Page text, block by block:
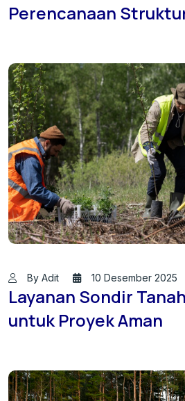
Perencanaan
By Adit 10 Desember 2025
Layanan Sondir
untuk Proyek Aman